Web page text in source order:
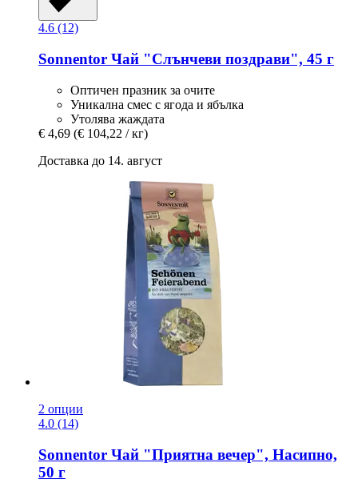
4.6 (12)
Sonnentor Чай "Слънчеви поздрави", 45 г
Оптичен празник за очите
Уникална смес с ягода и ябълка
Утолява жаждата
€ 4,69 (€ 104,22 / кг)
Доставка до 14. август
2 опции
4.0 (14)
Sonnentor Чай "Приятна вечер", Насипно,
50 г